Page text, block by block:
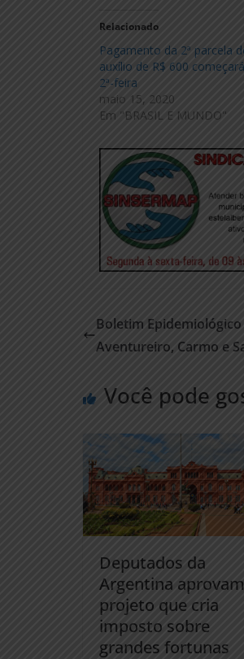
Relacionado
Pagamento da 2ª parcela
auxílio de R$ 600
2ª-feira
maio 15, 2020
Em "BRASIL E MUNDO"
Boletim
Aventureiro, Carmo e
Você pode
Deputados da
Argentina aprovam
projeto que cria
imposto sobre
grandes fortunas